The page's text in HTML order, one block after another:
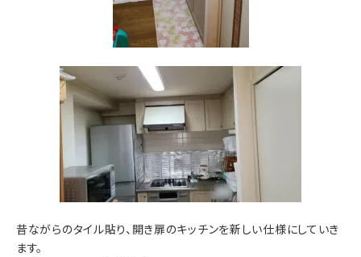
昔ながらのタイル貼り、開き扉のキッチンを新しい仕様にしていき
ます。